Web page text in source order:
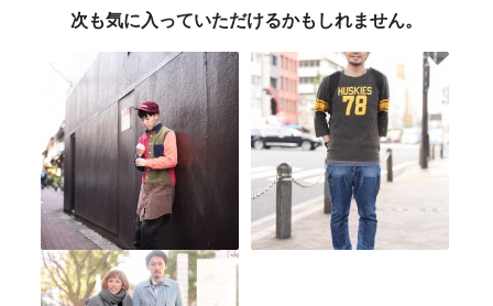
次も気に入っていただけるかもしれません。